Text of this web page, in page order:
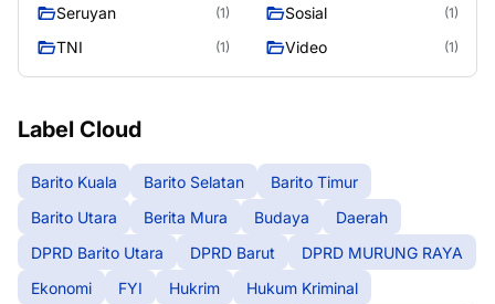
Seruyan (1) Sosial (1)
TNI (1) Video (1)
Label Cloud
Barito Kuala Barito Selatan
Barito Timur
Barito Utara
Berita Mura Budaya
Daerah
DPRD Barito Utara
DPRD Barut
DPRD MURUNG RAYA
Ekonomi
FYI Hukrim
Hukum Kriminal